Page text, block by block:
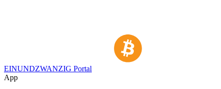
EINUNDZWANZIG Portal
App